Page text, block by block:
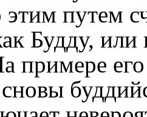
путем
Будду,
примере